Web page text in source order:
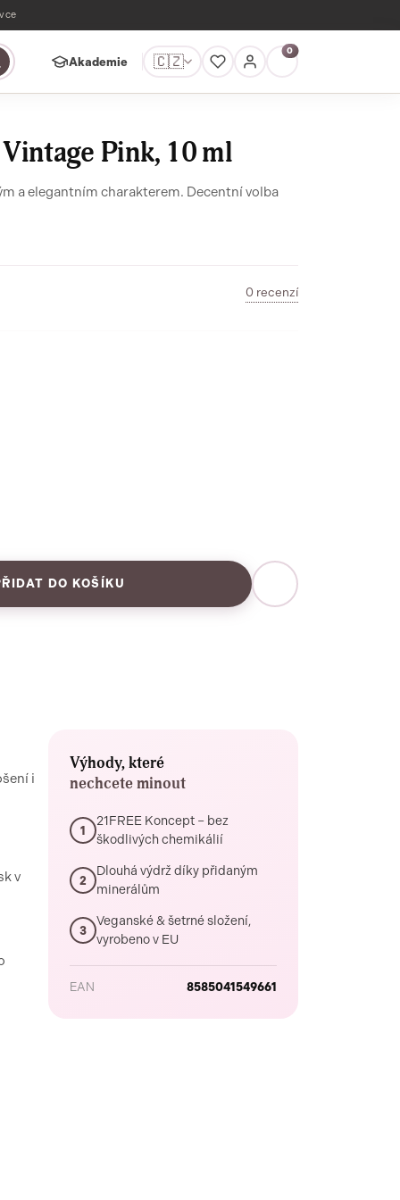
Akademie 🇨🇿
0
Pink, 10 ml
a elegantním charakterem. Decentní volba
0 recenzí
DO KOŠÍKU
i
v
Výhody, které
nechcete minout
1
21FREE Koncept – bez
škodlivých chemikálií
2
Dlouhá výdrž díky přidaným
minerálům
3
Veganské & šetrné složení,
vyrobeno v EU
EAN 8585041549661